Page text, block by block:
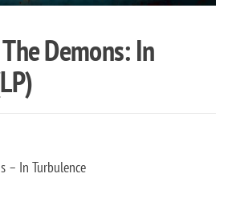
Demons: In
– In Turbulence